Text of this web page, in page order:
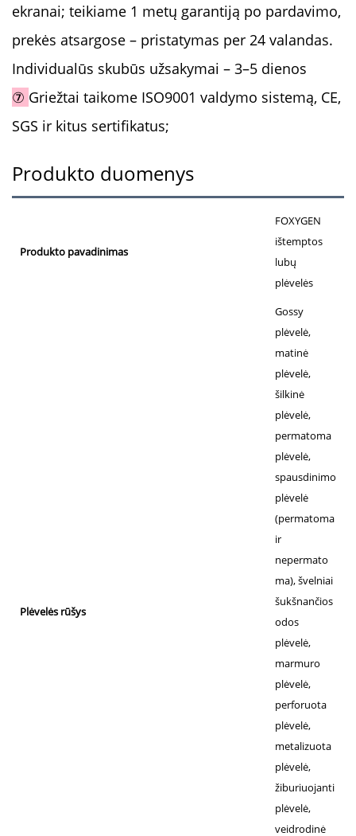
ekranai; teikiame 1 metų garantiją po pardavimo,
prekės atsargose – pristatymas per 24 valandas.
Individualūs skubūs užsakymai – 3–5 dienos
⑦ Griežtai taikome ISO9001 valdymo sistemą, CE,
SGS ir kitus sertifikatus;
Produkto duomenys
Produkto pavadinimas
FOXYGEN
ištemptos
lubų
plėvelės
Plėvelės rūšys
Gossy
plėvelė,
matinė
plėvelė,
šilkinė
plėvelė,
permatoma
plėvelė,
spausdinimo
plėvelė
(permatoma
ir
nepermato
ma), švelniai
šukšnančios
odos
plėvelė,
marmuro
plėvelė,
perforuota
plėvelė,
metalizuota
plėvelė,
žiburiuojanti
plėvelė,
veidrodinė